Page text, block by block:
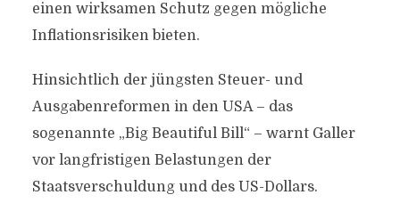
einen wirksamen Schutz gegen mögliche
Inflationsrisiken bieten.
Hinsichtlich der jüngsten Steuer- und
Ausgabenreformen in den USA – das
sogenannte „Big Beautiful Bill“ – warnt Galler
vor langfristigen Belastungen der
Staatsverschuldung und des US-Dollars.